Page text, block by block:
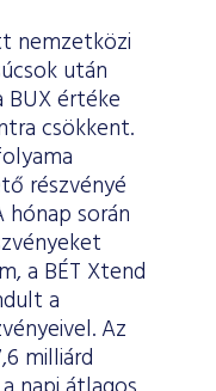
nemzetközi
után
BUX értéke
csökkent.
részvényé
során
a BÉT Xtend
a
Az
milliárd